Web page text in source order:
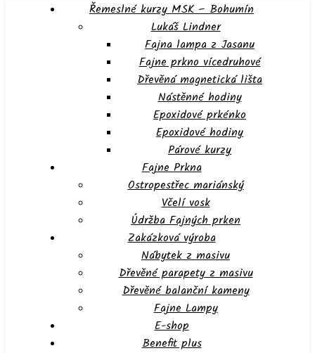
Řemeslné kurzy MSK – Bohumín
Lukáš Lindner
Fajna lampa z Jasanu
Fajne prkno vícedruhové
Dřevěná magnetická lišta
Nástěnné hodiny
Epoxidové prkénko
Epoxidové hodiny
Párové kurzy
Fajne Prkna
Ostropestřec mariánský
Včelí vosk
Údržba Fajných prken
Zakázková výroba
Nábytek z masivu
Dřevěné parapety z masivu
Dřevěné balanční kameny
Fajne Lampy
E-shop
Benefit plus